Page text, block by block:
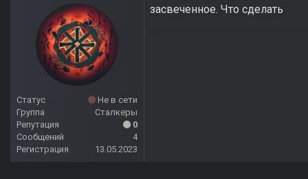
Статус
Не в сети
Группа
Сталкеры
Репутация
0
Сообщений
4
Регистрация
13.05.2023
засвеченное. Что сделать